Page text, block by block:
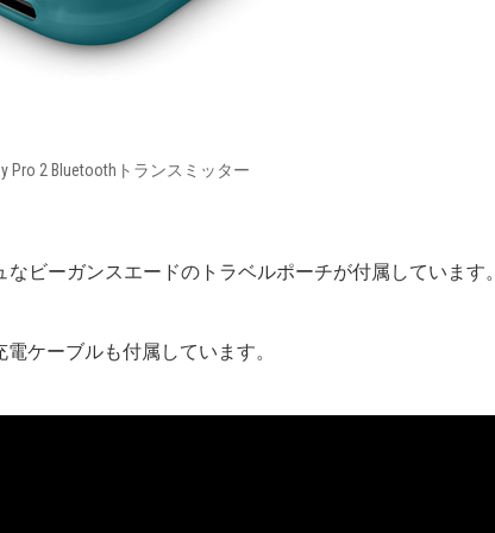
Pro 2 Bluetoothトランスミッター
なビーガンスエードのトラベルポーチが付属しています。
電ケーブルも付属しています。